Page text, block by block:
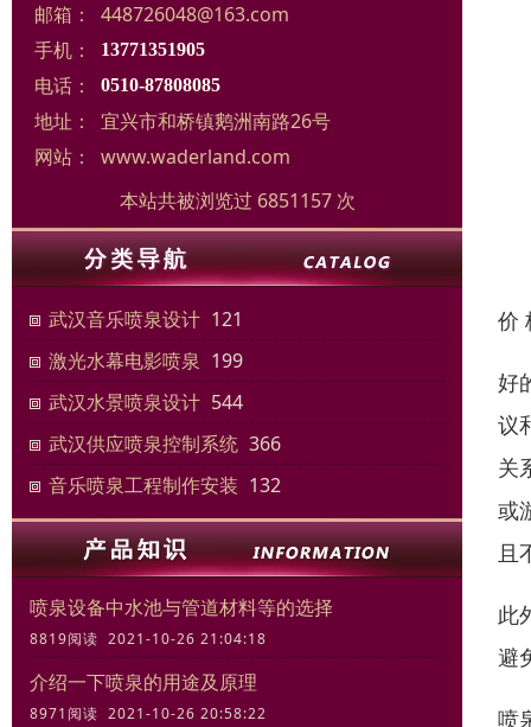
邮箱：
448726048@163.com
手机：
13771351905
电话： 0510-87808085
地址：
宜兴市和桥镇鹅洲南路26号
网站：
www.waderland.com
本站共被浏览过 6851157 次
武汉音乐喷泉设计 121
激光水幕电影喷泉 199
武汉水景喷泉设计 544
武汉供应喷泉控制系统 366
音乐喷泉工程制作安装 132
喷泉设备中水池与管道材料等的选择
8819阅读 2021-10-26 21:04:18
介绍一下喷泉的用途及原理
8971阅读 2021-10-26 20:58:22
价
好
议
关
或
且
此
避
喷